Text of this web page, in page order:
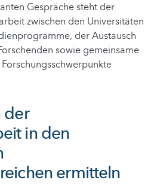
Gespräche steht der
zwischen den Universitäten
der Austausch
sowie gemeinsame
der
in den
ermitteln